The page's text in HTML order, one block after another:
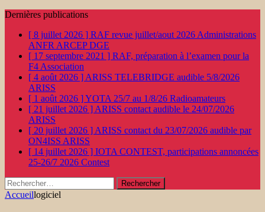
Dernières publications
[ 8 juillet 2026 ] RAF revue juillet/aout 2026 Administrations
ANFR ARCEP DGE
[ 17 septembre 2021 ] RAF, préparation à l’examen pour la
F4 Association
[ 4 août 2026 ] ARISS TELEBRIDGE audible 5/8/2026
ARISS
[ 1 août 2026 ]YOTA 25/7 au 1/8/26 Radioamateurs
[ 21 juillet 2026 ] ARISS contact audible le 24/07/2026
ARISS
[ 20 juillet 2026 ] ARISS contact du 23/07/2026 audible par
ON4ISS ARISS
[ 14 juillet 2026 ] IOTA CONTEST, participations annoncées
25-26/7 2026 Contest
Rechercher :
Accueillogiciel